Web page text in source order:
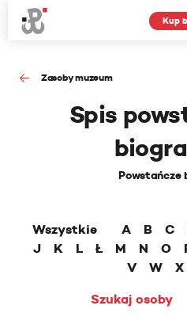
Kup
Zasoby muzeum
Spis
Powstańcze
Wszystkie A B C
J
K L Ł M N O
V
W X
Szukaj osoby